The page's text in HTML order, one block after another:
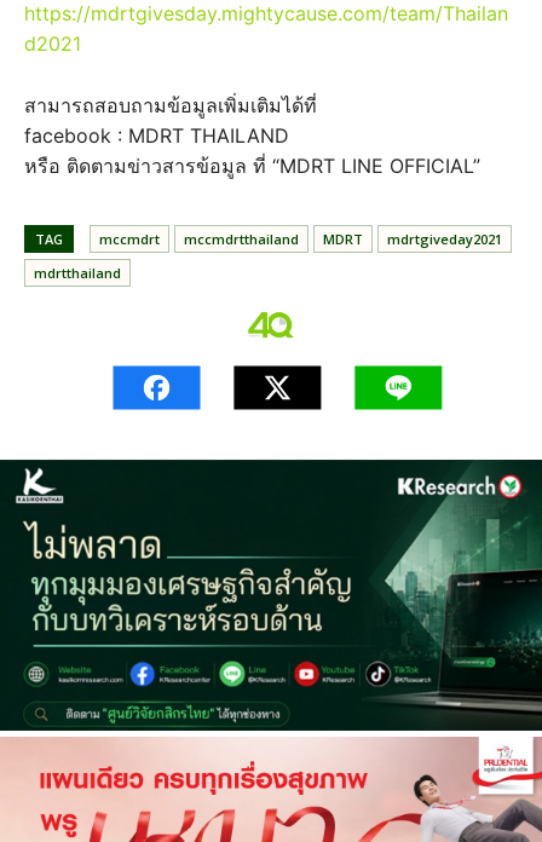
https://mdrtgivesday.mightycause.com/team/Thailan
d2021
สามารถสอบถามข้อมูลเพิ่มเติมได้ที่
facebook : MDRT THAILAND
หรือ ติดตามข่าวสารข้อมูล ที่ “MDRT LINE OFFICIAL”
TAG mccmdrt mccmdrtthailand MDRT
mdrtgiveday2021
mdrtthailand